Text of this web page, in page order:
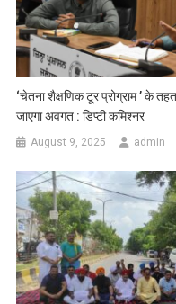
‘चेतना शैक्षणिक टूर प्रोग्राम ’ के
जाएगा अवगत : डिप्टी कमिश्नर
August 9, 2025 admin